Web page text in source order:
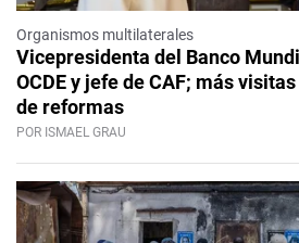
Organismos multilaterales
Vicepresidenta del Banco
OCDE y jefe de CAF; más
de reformas
POR ISMAEL GRAU